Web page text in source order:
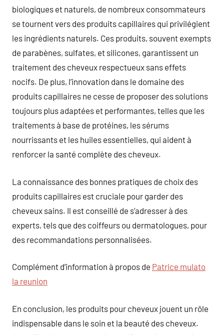
biologiques et naturels, de nombreux consommateurs
se tournent vers des produits capillaires qui privilégient
les ingrédients naturels. Ces produits, souvent exempts
de parabènes, sulfates, et silicones, garantissent un
traitement des cheveux respectueux sans effets
nocifs. De plus, l’innovation dans le domaine des
produits capillaires ne cesse de proposer des solutions
toujours plus adaptées et performantes, telles que les
traitements à base de protéines, les sérums
nourrissants et les huiles essentielles, qui aident à
renforcer la santé complète des cheveux.
La connaissance des bonnes pratiques de choix des
produits capillaires est cruciale pour garder des
cheveux sains. Il est conseillé de s’adresser à des
experts, tels que des coiffeurs ou dermatologues, pour
des recommandations personnalisées.
Complément d’information à propos de Patrice mulato
la reunion
En conclusion, les produits pour cheveux jouent un rôle
indispensable dans le soin et la beauté des cheveux.